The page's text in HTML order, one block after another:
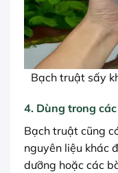
Bạch truật sấy
4. Dùng trong
Bạch truật cũng
nguyên liệu khác
dưỡng hoặc các